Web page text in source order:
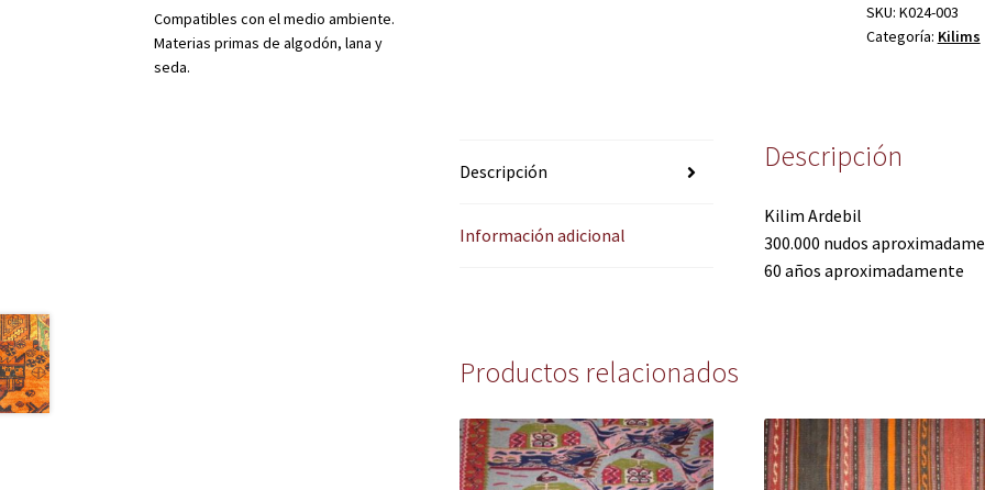
SKU: K024-003
Categoría: Kilims
Descripción
Información adicional
Descripción
Kilim Ardebil
300.000 nudos
60 años aproximadamente
Productos relacionados
Compatibles con el medio ambiente.
Materias primas de algodón, lana y
seda.